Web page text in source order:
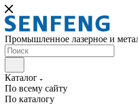
Промышленное лазерное и
Каталог
По всему сайту
По каталогу